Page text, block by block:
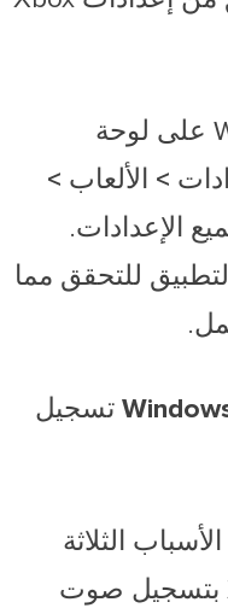
اضغط على مفتاح Windows على لوحة
> الألعاب >
الإعدادات.
للتحقق مما
#2. يتعذر على Windows Game Bar تسجيل
الثلاثة
لعدم قيام Xbox Game Bar بتسجيل صوت